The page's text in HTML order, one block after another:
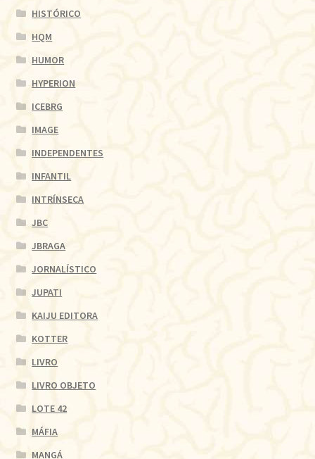
HISTÓRICO
HQM
HUMOR
HYPERION
ICEBRG
IMAGE
INDEPENDENTES
INFANTIL
INTRÍNSECA
JBC
JBRAGA
JORNALÍSTICO
JUPATI
KAIJU EDITORA
KOTTER
LIVRO
LIVRO OBJETO
LOTE 42
MÁFIA
MANGÁ